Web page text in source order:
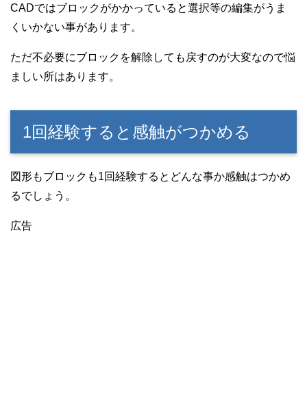
CADではブロックがかかっていると選択等の編集がうま
くいかない事があります。
ただ不必要にブロックを解除しても戻すのが大変なので悩
ましい所はあります。
1回経験すると感触がつかめる
図形もブロックも1回経験するとどんな事か感触はつかめ
るでしょう。
広告